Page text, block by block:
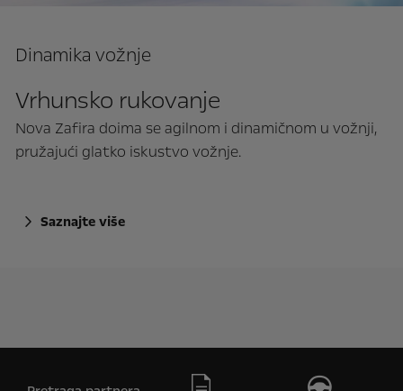
Dinamika vožnje
Vrhunsko rukovanje
Nova Zafira doima se agilnom i dinamičnom u vožnji,
pružajući glatko iskustvo vožnje.
Saznajte više